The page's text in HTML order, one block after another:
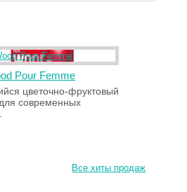
Pour Femme
цветочно-фруктовый
современных
Все хиты продаж